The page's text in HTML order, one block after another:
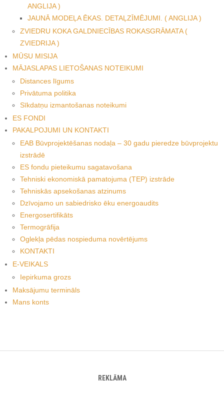
ANGLIJA )
JAUNĀ MODEĻA ĒKAS. DETAĻZĪMĒJUMI. ( ANGLIJA )
ZVIEDRU KOKA GALDNIECĪBAS ROKASGRĀMATA (
ZVIEDRIJA )
MŪSU MISIJA
MĀJASLAPAS LIETOŠANAS NOTEIKUMI
Distances līgums
Privātuma politika
Sīkdatņu izmantošanas noteikumi
ES FONDI
PAKALPOJUMI UN KONTAKTI
EAB Būvprojektēšanas nodaļa – 30 gadu pieredze būvprojektu
izstrādē
ES fondu pieteikumu sagatavošana
Tehniski ekonomiskā pamatojuma (TEP) izstrāde
Tehniskās apsekošanas atzinums
Dzīvojamo un sabiedrisko ēku energoaudits
Energosertifikāts
Termogrāfija
Oglekļa pēdas nospieduma novērtējums
KONTAKTI
E-VEIKALS
Iepirkuma grozs
Maksājumu termināls
Mans konts
REKLĀMA